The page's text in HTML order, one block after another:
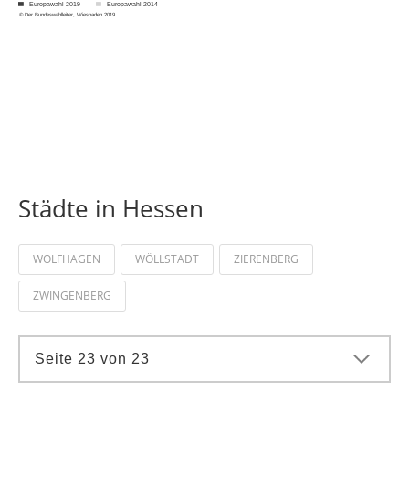
© Der Bundeswahlleiter, Wiesbaden 2019
Europawahl 2019 Europawahl 2014
Städte in Hessen
WOLFHAGEN WÖLLSTADT ZIERENBERG
ZWINGENBERG